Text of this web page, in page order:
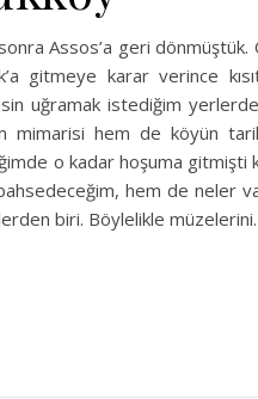
Assos’a geri dönmüştük.
gitmeye karar verince
uğramak istediğim
mimarisi hem de köyün
o kadar hoşuma gitmişti
hem de neler
biri. Böylelikle